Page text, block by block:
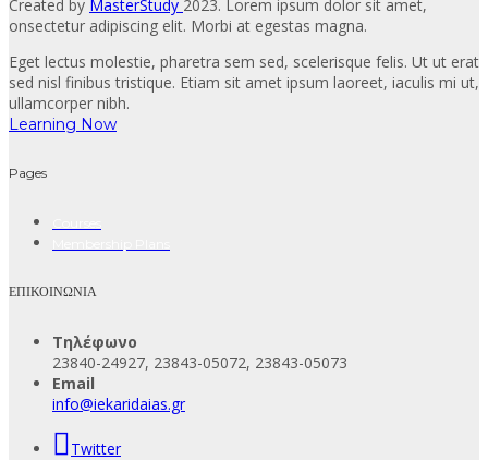
Created by MasterStudy 2023. Lorem ipsum dolor sit amet,
onsectetur adipiscing elit. Morbi at egestas magna.
Eget lectus molestie, pharetra sem sed, scelerisque felis. Ut ut erat
sed nisl finibus tristique. Etiam sit amet ipsum laoreet, iaculis mi ut,
ullamcorper nibh.
Learning Now
Pages
ΕΠΙΚΟΙΝΩΝΙΑ
Τηλέφωνο
23840-24927, 23843-05072, 23843-05073
Email
info@iekaridaias.gr
Twitter